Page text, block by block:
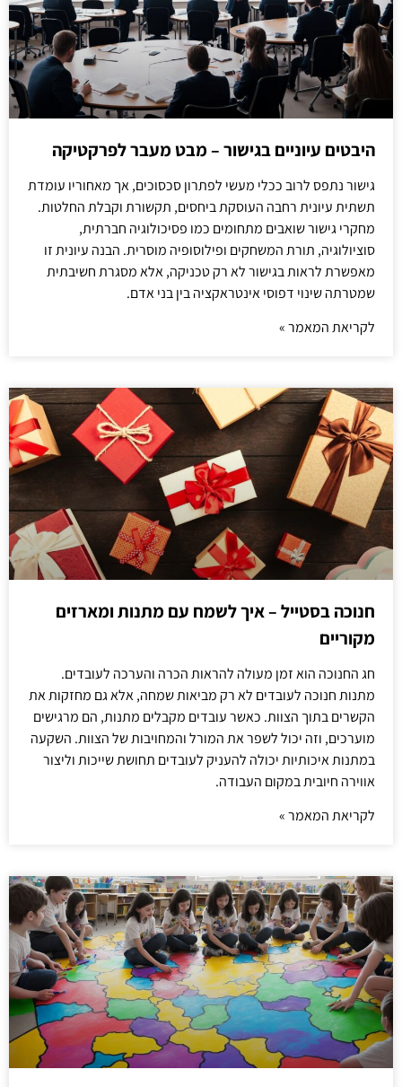
היבטים עיוניים בגישור – מבט מעבר לפרקטיקה
גישור נתפס לרוב ככלי מעשי לפתרון סכסוכים, אך מאחוריו עומדת
תשתית עיונית רחבה העוסקת ביחסים, תקשורת וקבלת החלטות.
מחקרי גישור שואבים מתחומים כמו פסיכולוגיה חברתית,
סוציולוגיה, תורת המשחקים ופילוסופיה מוסרית. הבנה עיונית זו
מאפשרת לראות בגישור לא רק טכניקה, אלא מסגרת חשיבתית
שמטרתה שינוי דפוסי אינטראקציה בין בני אדם.
לקריאת המאמר »
חנוכה בסטייל – איך לשמח עם מתנות ומארזים
מקוריים
חג החנוכה הוא זמן מעולה להראות הכרה והערכה לעובדים.
מתנות חנוכה לעובדים לא רק מביאות שמחה, אלא גם מחזקות את
הקשרים בתוך הצוות. כאשר עובדים מקבלים מתנות, הם מרגישים
מוערכים, וזה יכול לשפר את המורל והמחויבות של הצוות. השקעה
במתנות איכותיות יכולה להעניק לעובדים תחושת שייכות וליצור
אווירה חיובית במקום העבודה.
לקריאת המאמר »